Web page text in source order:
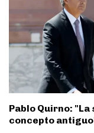
Pablo Quirno: "La
concepto